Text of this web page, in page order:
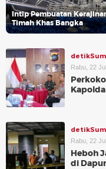
Intip Pembuatan
Timah Khas Bangka
Rabu, 22
Rabu, 22
Heboh
di